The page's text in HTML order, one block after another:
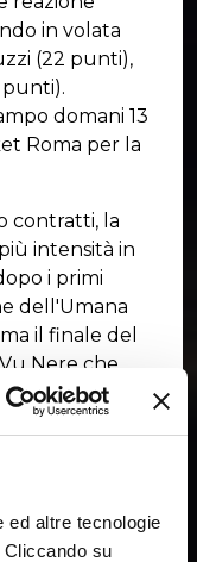
ed altre tecnologie
su
in volata
(22 punti),
punti).
domani 13
Roma per la
contratti, la
intensità in
i primi
dell'Umana
il finale del
Nere che
Iannuzzi a
per Bologna
La Reyer